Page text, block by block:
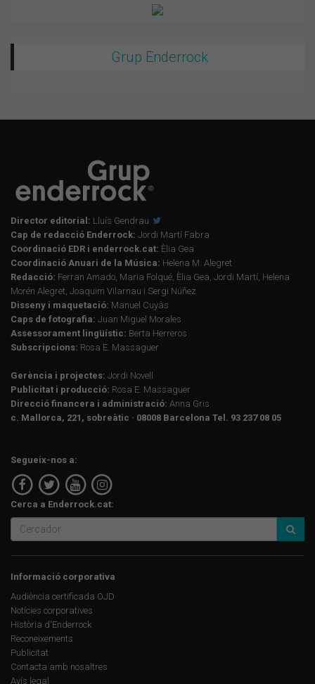
Grup Enderrock
Director editorial: Lluís Gendrau
Cap de redacció Enderrock: Jordi Martí Fabra
Coordinació EDR i enderrock.cat: Èlia Gea
Coordinació Anuari de la Música: Helena M. Alegret
Redacció: Ferran Amado, Maria Folqué, Èlia Gea, Jordi Martí, Helena
Morén Alegret, Joaquim Vilarnau i Sergi Núñez
Disseny i maquetació: Manuel Cuyàs
Caps de fotografia: Juan Miguel Morales
Assessorament lingüístic: Berta Herreros
Subscripcions: Rosa E. Massaguer
Gerència i projectes: Jordi Novell
Publicitat i producció: Rosa E. Massaguer
Direcció financera i administració: Anna Gris
c. Mallorca, 221, sobreàtic · 08008 Barcelona Tel. 93 237 08 05
Segueix-nos a:
Cerca a Enderrock.cat:
Informació corporativa
Audiència certificada OJD
Notícies corporatives
Història d'Enderrock
Reconeixements
Publicitat
Contacta amb nosaltres
Avís legal